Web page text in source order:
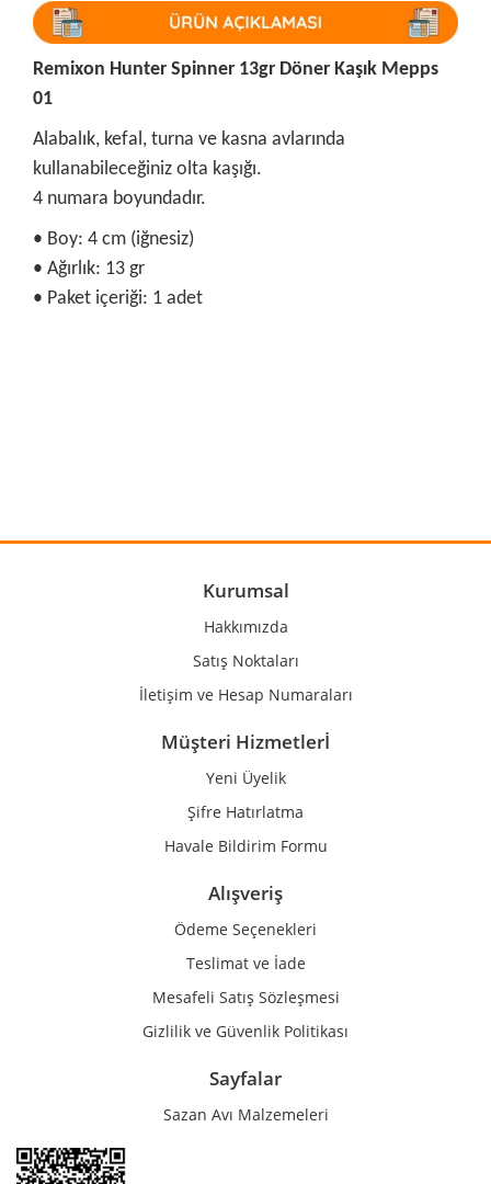
Remixon Hunter Spinner 13gr Döner Kaşık Mepps
01
Alabalık, kefal, turna ve kasna avlarında
kullanabileceğiniz olta kaşığı.
4 numara boyundadır.
• Boy: 4 cm (iğnesiz)
• Ağırlık: 13 gr
• Paket içeriği: 1 adet
Ürün açıklamasında eksik bilgiler bulunuyor.
Ürün bilgilerinde hatalar bulunuyor.
Gönder
Kurumsal
Hakkımızda
Satış Noktaları
İletişim ve Hesap Numaraları
Müşteri Hizmetlerİ
Yeni Üyelik
Şifre Hatırlatma
Havale Bildirim Formu
Alışveriş
Ödeme Seçenekleri
Teslimat ve İade
Mesafeli Satış Sözleşmesi
Gizlilik ve Güvenlik Politikası
Sayfalar
Sazan Avı Malzemeleri